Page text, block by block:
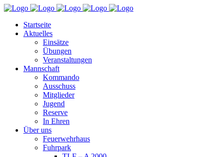
Startseite
Aktuelles
Einsätze
Übungen
Veranstaltungen
Mannschaft
Kommando
Ausschuss
Mitglieder
Jugend
Reserve
In Ehren
Über uns
Feuerwehrhaus
Fuhrpark